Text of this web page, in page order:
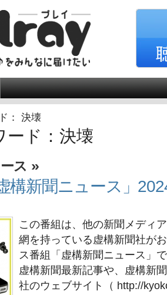
： 決壊
ード：決壊
ス »
構新聞ニュース」
この番組は、他の新聞メディ
網を持っている虚構新聞社が
ス番組「虚構新聞ニュース」
虚構新聞最新記事や、虚構新
社のウェブサイト（ http://